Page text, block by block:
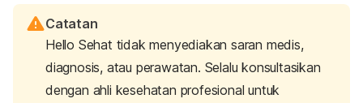
Catatan
Hello Sehat tidak menyediakan saran medis,
diagnosis, atau perawatan. Selalu konsultasikan
dengan ahli kesehatan profesional untuk